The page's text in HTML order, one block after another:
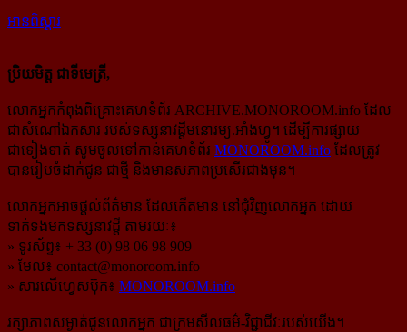
អានពិស្ដារ
ប្រិយមិត្ត ជាទីមេត្រី,
លោកអ្នកកំពុងពិគ្រោះគេហទំព័រ ARCHIVE.MONOROOM.info ដែល
ជាសំណៅឯកសារ របស់ទស្សនាវដ្ដីមនោរម្យ.អាំងហ្វូ។ ដើម្បីការផ្សាយ
ជាទៀងទាត់ សូមចូលទៅកាន់​គេហទំព័រ MONOROOM.info ដែលត្រូវ
បានរៀបចំដាក់ជូន ជាថ្មី និងមានសភាពប្រសើរជាងមុន។
លោកអ្នកអាចផ្ដល់ព័ត៌មាន ដែលកើតមាន នៅជុំវិញលោកអ្នក ដោយ
ទាក់ទងមកទស្សនាវដ្ដី តាមរយៈ៖
» ទូរស័ព្ទ៖ + 33 (0) 98 06 98 909
» មែល៖ contact@monoroom.info
» សារលើហ្វេសប៊ុក៖ MONOROOM.info
រក្សាភាពសម្ងាត់ជូនលោកអ្នក ជាក្រមសីលធម៌-​វិជ្ជាជីវៈ​របស់យើង។